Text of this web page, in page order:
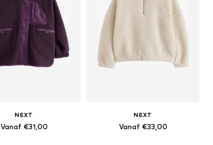
NEXT
Vanaf €31,00
NEXT
Vanaf €33,00